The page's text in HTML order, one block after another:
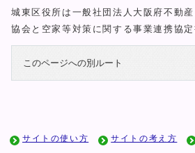
城東区役所は一般社団法人大阪府不動
協会と空家等対策に関する事業連携協
このページへの別ルート
サイトの使い方 サイトの考え方